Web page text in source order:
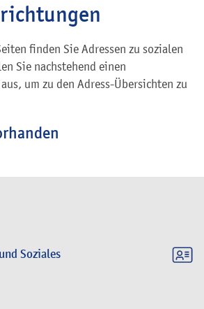
Soziales
finden Sie Adressen zu sozialen
Sie nachstehend einen
um zu den Adress-Übersichten zu